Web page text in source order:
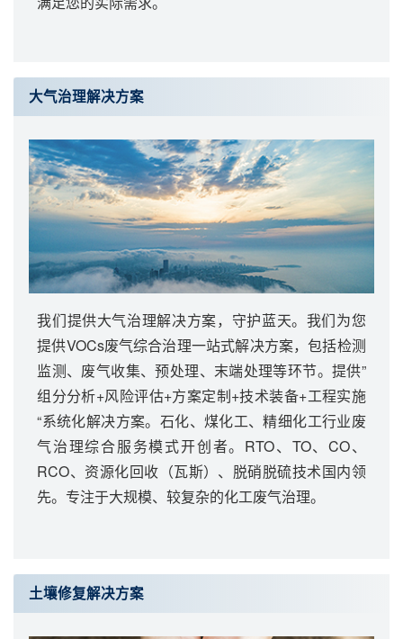
大气治理解决方案
我们提供大气治理解决方案，守护蓝天。我们为您
提供VOCs废气综合治理一站式解决方案，包括检测
监测、废气收集、预处理、末端处理等环节。提供”
组分分析+风险评估+方案定制+技术装备+工程实施
“系统化解决方案。石化、煤化工、精细化工行业废
气治理综合服务模式开创者。RTO、TO、CO、
RCO、资源化回收（瓦斯）、脱硝脱硫技术国内领
先。专注于大规模、较复杂的化工废气治理。
土壤修复解决方案